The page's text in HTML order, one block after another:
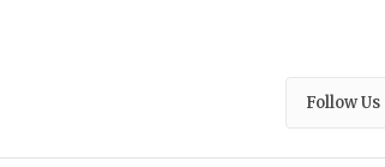
Follow Us